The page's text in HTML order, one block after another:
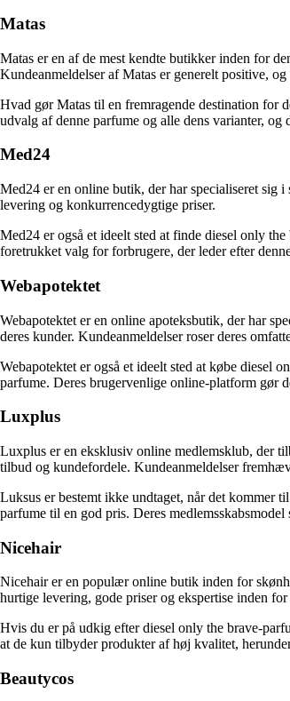
Matas
Matas er en af de mest kendte butikker inden for
Kundeanmeldelser af Matas er generelt positive,
Hvad gør Matas til en fremragende destination for
udvalg af denne parfume og alle dens varianter,
Med24
Med24 er en online butik, der har specialiseret sig
levering og konkurrencedygtige priser.
Med24 er også et ideelt sted at finde diesel only
foretrukket valg for forbrugere, der leder efter
Webapotektet
Webapotektet er en online apoteksbutik, der har
deres kunder. Kundeanmeldelser roser deres
Webapotektet er også et ideelt sted at købe diesel
parfume. Deres brugervenlige online-platform gør
Luxplus
Luxplus er en eksklusiv online medlemsklub, der
tilbud og kundefordele. Kundeanmeldelser
Luksus er bestemt ikke undtaget, når det kommer
parfume til en god pris. Deres
Nicehair
Nicehair er en populær online butik inden for
hurtige levering, gode priser og ekspertise inden
Hvis du er på udkig efter diesel only the brave-
at de kun tilbyder produkter af høj kvalitet,
Beautycos